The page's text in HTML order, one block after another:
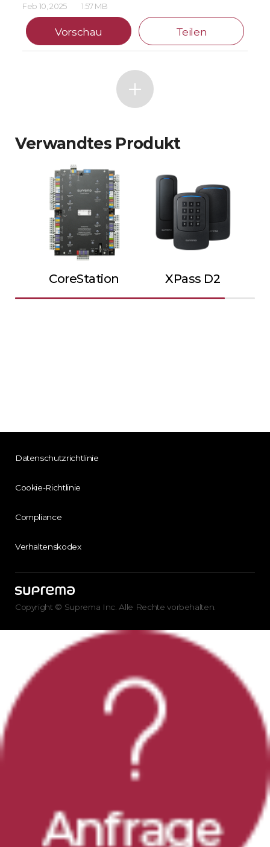
Feb 10, 2025 1.57 MB
Vorschau Teilen
Verwandtes Produkt
CoreStation XPass D2
Datenschutzrichtlinie
Cookie-Richtlinie
Compliance
Verhaltenskodex
Copyright © Suprema Inc. Alle Rechte vorbehalten.